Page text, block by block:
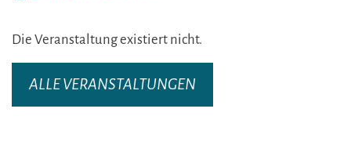
Die Veranstaltung existiert nicht.
ALLE VERANSTALTUNGEN